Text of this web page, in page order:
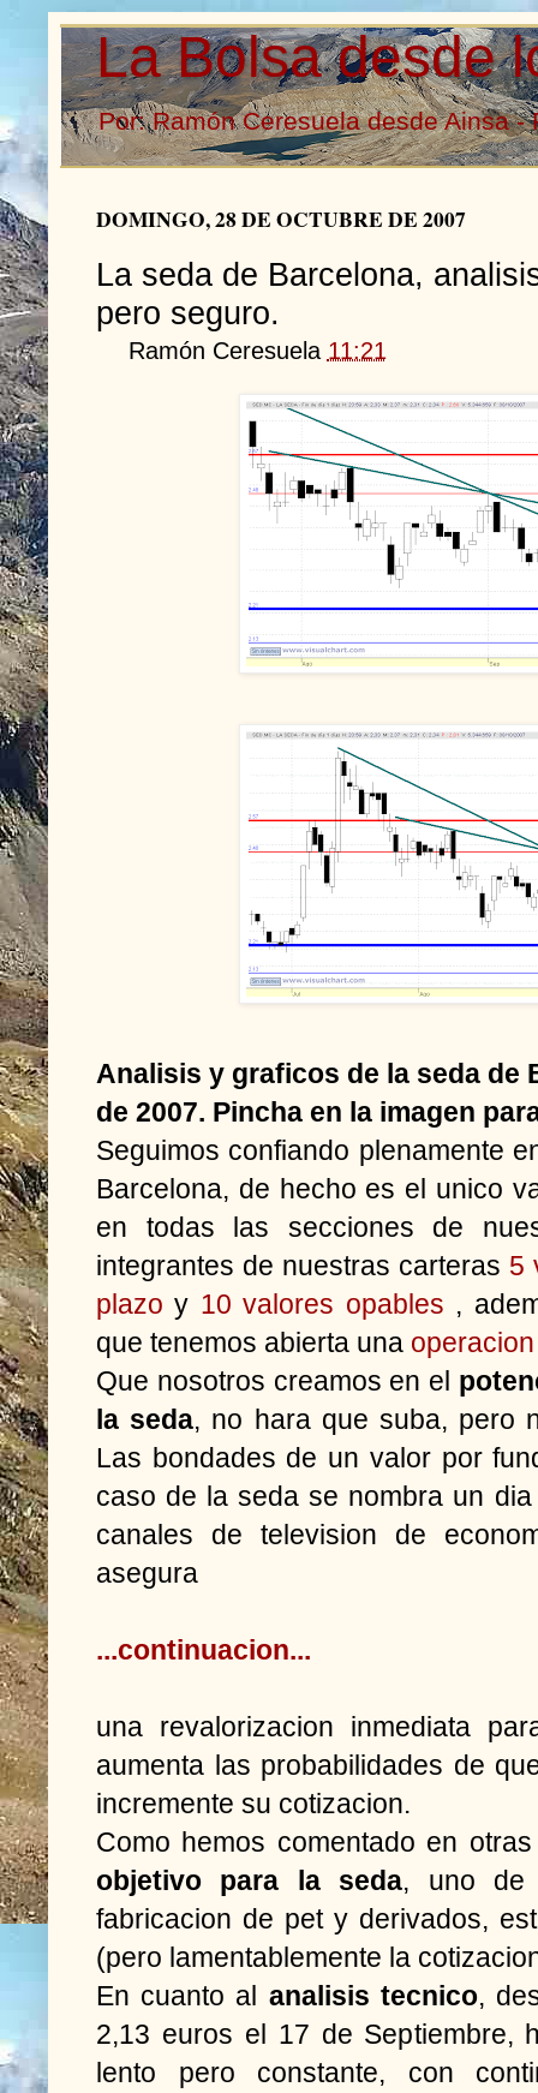
La Bolsa desde
Por: Ramón Ceresuela desde Ainsa -
DOMINGO, 28 DE OCTUBRE DE 2007
La seda de Barcelona,
pero seguro.
Ramón Ceresuela 11:21
Analisis y graficos de la seda de
de 2007. Pincha en la imagen
Seguimos confiando plenamente
Barcelona, de hecho es el unico
en todas las secciones de
integrantes de nuestras carteras 5
plazo y 10 valores opables ,
que tenemos abierta una
Que nosotros creamos en el
la seda, no hara que suba, pero
Las bondades de un valor por
caso de la seda se nombra un
canales de television de
asegura
...continuacion...
una revalorizacion inmediata
aumenta las probabilidades de
incremente su cotizacion.
Como hemos comentado en
objetivo para la seda, uno de
fabricacion de pet y derivados,
(pero lamentablemente la
En cuanto al analisis tecnico,
2,13 euros el 17 de Septiembre,
lento pero constante, con